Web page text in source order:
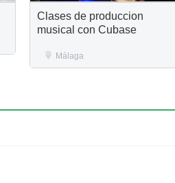
Clases de produccion
musical con Cubase
Málaga